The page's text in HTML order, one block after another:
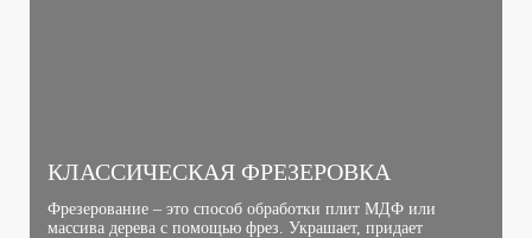
КЛАССИЧЕСКАЯ ФРЕЗЕРОВКА
Фрезерование – это способ обработки плит МДФ или
массива дерева с помощью фрез. Украшает, придает